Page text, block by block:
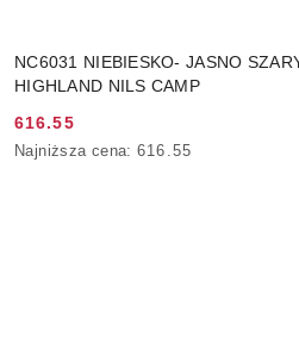
NC6031 NIEBIESKO- JASNO
HIGHLAND NILS CAMP
Cena
promocyjna:
616.55
Najniższa
Najniższa cena: 616.55